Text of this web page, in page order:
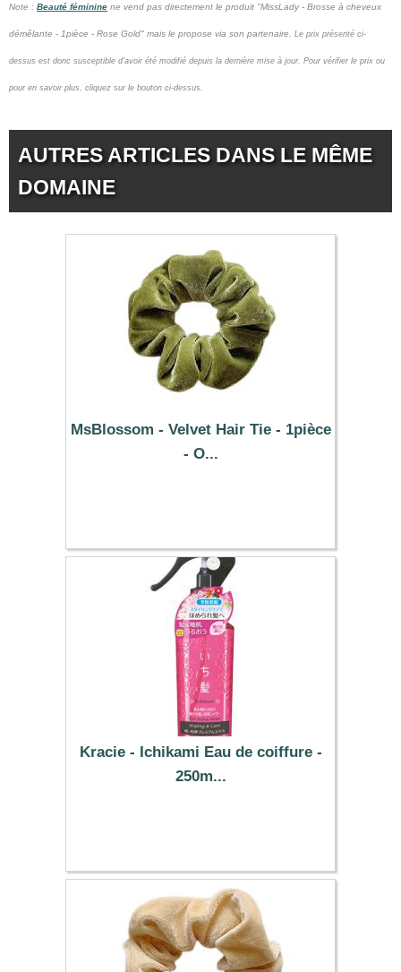
Note : Beauté féminine ne vend pas directement le produit "MissLady - Brosse à cheveux
démêlante - 1pièce - Rose Gold" mais le propose via son partenaire. Le prix présenté ci-
dessus est donc susceptible d'avoir été modifié depuis la dernière mise à jour. Pour vérifier le prix ou
pour en savoir plus, cliquez sur le bouton ci-dessus.
AUTRES ARTICLES DANS LE MÊME
DOMAINE
MsBlossom - Velvet Hair Tie - 1pièce
- O...
Kracie - Ichikami Eau de coiffure -
250m...